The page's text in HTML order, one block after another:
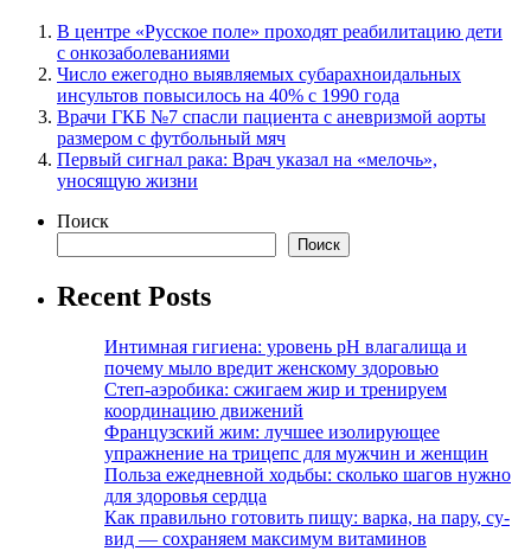
В центре «Русское поле» проходят реабилитацию дети
с онкозаболеваниями
Число ежегодно выявляемых субарахноидальных
инсультов повысилось на 40% с 1990 года
Врачи ГКБ №7 спасли пациента с аневризмой аорты
размером с футбольный мяч
Первый сигнал рака: Врач указал на «мелочь»,
уносящую жизни
Поиск
Поиск
Recent Posts
Интимная гигиена: уровень pH влагалища и
почему мыло вредит женскому здоровью
Степ-аэробика: сжигаем жир и тренируем
координацию движений
Французский жим: лучшее изолирующее
упражнение на трицепс для мужчин и женщин
Польза ежедневной ходьбы: сколько шагов нужно
для здоровья сердца
Как правильно готовить пищу: варка, на пару, су-
вид — сохраняем максимум витаминов